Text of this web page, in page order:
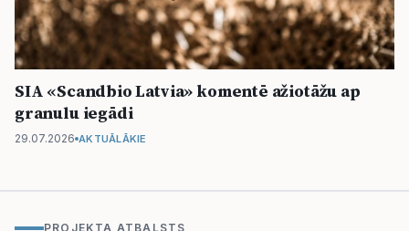
SIA «Scandbio Latvia» komentē ažiotāžu ap
granulu iegādi
29.07.2026 AKTUĀLĀKIE
PROJEKTA ATBALSTS